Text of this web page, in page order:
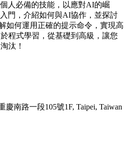
人必備的技能，以應對AI的崛
門，介紹如何與AI協作，並探討
如何運用正確的提示命令，實現高
程式學習，從基礎到高級，讓您
汰！
南路一段105號1F, Taipei, Taiwan